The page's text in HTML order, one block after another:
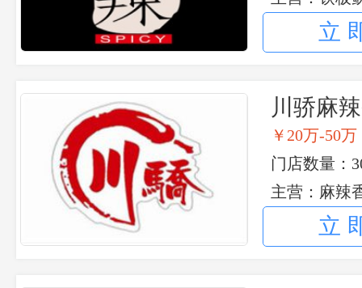
成都毛血旺
立
川骄麻
￥20万-50万
门店数量：
主营：麻辣
立